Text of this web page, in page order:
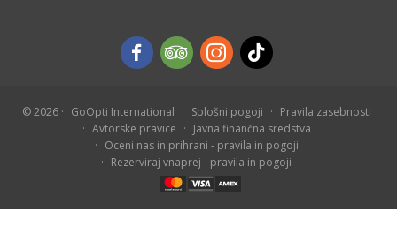
© 2026 GoOpti International Splošni pogoji
Pravila zasebnosti
Avtorske pravice
Javna finančna sredstva
Oceni nas in prihrani - pravila in pogoji
Rezerviraj vnaprej - pravila in pogoji